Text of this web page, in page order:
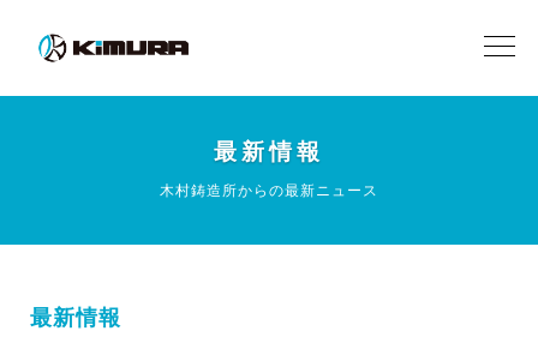
最新情報
木村鋳造所からの最新ニュース
最新情報